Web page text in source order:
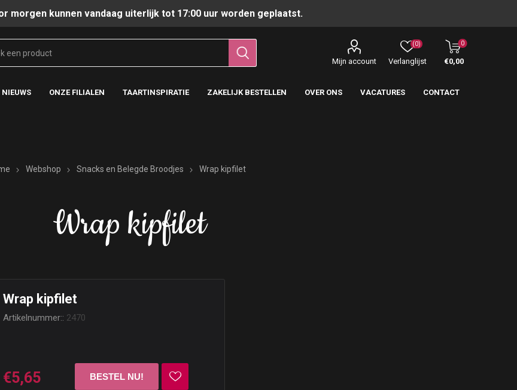
morgen kunnen vandaag uiterlijk tot 17:00 uur worden geplaatst.
Mijn account Verlanglijst
(0) 0
€0,00
NIEUWS ONZE FILIALEN TAARTINSPIRATIE ZAKELIJK BESTELLEN OVER ONS VACATURES CONTACT
Webshop Snacks en Belegde Broodjes Wrap kipfilet
Wrap kipfilet
Wrap kipfilet
Artikelnummer:: 2470
€5,65